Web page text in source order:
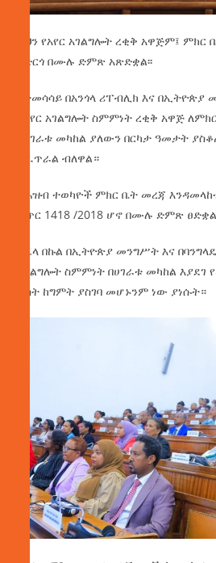
ይህን የአየር አገልግሎት ረቂቅ አዋጅም፤ ምክር
አድርጎ በሙሉ ድምጽ አጽድቋል፡፡
በተመሳሳይ በአንጎላ ሪፐብሊክ እና
የአየር አገልግሎት ስምምነት ረቂቅ አዋጅ
በሀገራቱ መካከል ያለውን በርካታ ዓመታት
ይፈጥራል ብለዋል።
የሕዝብ ተወካዮች ምክር ቤት መረጃ
ቁጥር 1418 /2018 ሆኖ በሙሉ ድምጽ
በሌላ በኩል በኢትዮጵያ መንግሥት እና
አገልግሎት ስምምነት በሀገራቱ መካከል
ፍሰት ከግምት ያስገባ መሆኑንም ነው ያነሱት።